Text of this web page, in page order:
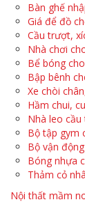
Bàn ghế
Giá để đồ
Cầu trượt,
Nhà chơi
Bể bóng
Bập bênh
Xe chòi
Hầm chui,
Nhà leo
Bộ tập gym
Bộ vận
Bóng nhựa
Thảm cỏ
Nội thất mầm